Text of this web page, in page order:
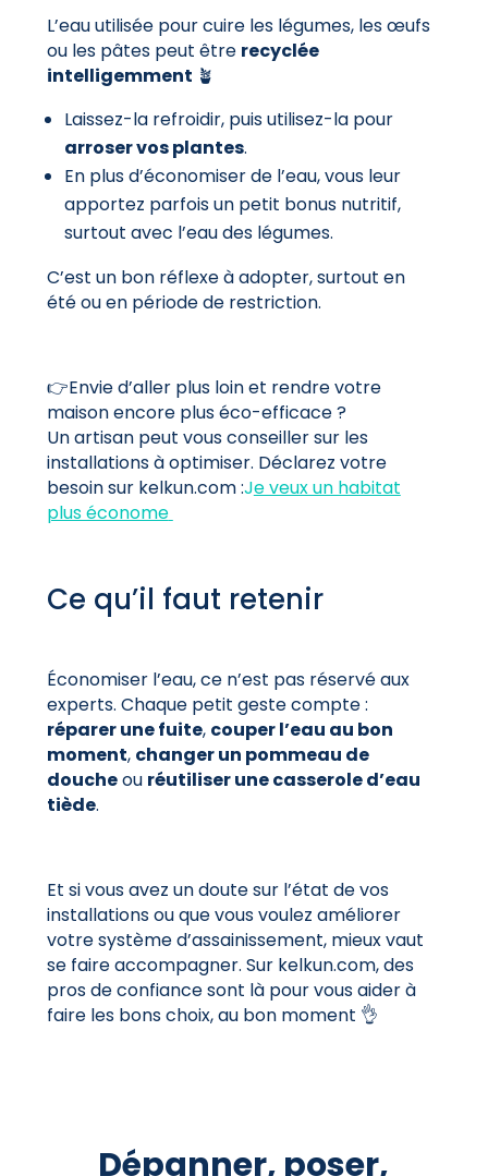
L’eau utilisée pour cuire les légumes, les œufs
ou les pâtes peut être recyclée
intelligemment 🪴
Laissez-la refroidir, puis utilisez-la pour
arroser vos plantes.
En plus d’économiser de l’eau, vous leur
apportez parfois un petit bonus nutritif,
surtout avec l’eau des légumes.
C’est un bon réflexe à adopter, surtout en
été ou en période de restriction.
👉Envie d’aller plus loin et rendre votre
maison encore plus éco-efficace ?
Un artisan peut vous conseiller sur les
installations à optimiser. Déclarez votre
besoin sur kelkun.com :Je veux un habitat
plus économe
Ce qu’il faut retenir
Économiser l’eau, ce n’est pas réservé aux
experts. Chaque petit geste compte :
réparer une fuite, couper l’eau au bon
moment, changer un pommeau de
doucheou réutiliser une casserole d’eau
tiède.
Et si vous avez un doute sur l’état de vos
installations ou que vous voulez améliorer
votre système d’assainissement, mieux vaut
se faire accompagner. Sur kelkun.com, des
pros de confiance sont là pour vous aider à
faire les bons choix, au bon moment 👌
Dépanner, poser,